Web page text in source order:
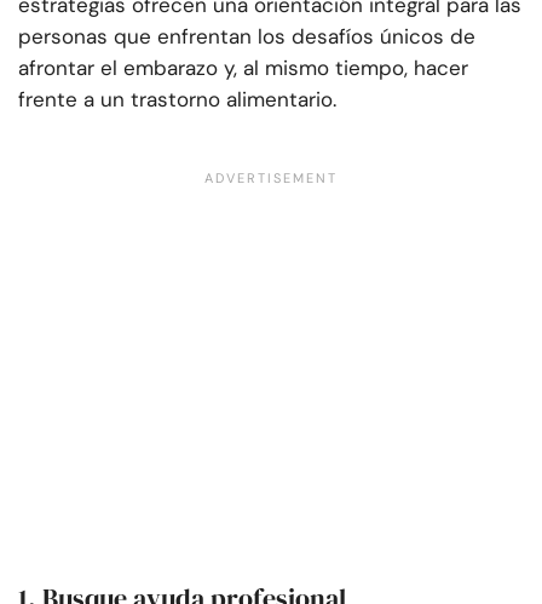
personas que enfrentan los desafíos únicos de
afrontar el embarazo y, al mismo tiempo, hacer
frente a un trastorno alimentario.